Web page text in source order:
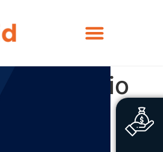
Sicomércio